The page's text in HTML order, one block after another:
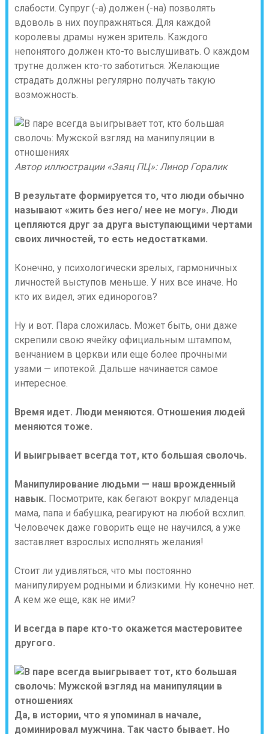
слабости. Супруг (-а) должен (-на) позволять
вдоволь в них поупражняться. Для каждой
королевы драмы нужен зритель. Каждого
непонятого должен кто-то выслушивать. О каждом
трутне должен кто-то заботиться. Желающие
страдать должны регулярно получать такую
возможность.
Автор иллюстрации «Заяц ПЦ»: Линор Горалик
В результате формируется то, что люди обычно
называют «жить без него/ нее не могу». Люди
цепляются друг за друга выступающими чертами
своих личностей, то есть недостатками.
Конечно, у психологически зрелых, гармоничных
личностей выступов меньше. У них все иначе. Но
кто их видел, этих единорогов?
Ну и вот. Пара сложилась. Может быть, они даже
скрепили свою ячейку официальным штампом,
венчанием в церкви или еще более прочными
узами — ипотекой. Дальше начинается самое
интересное.
Время идет. Люди меняются. Отношения людей
меняются тоже.
И выигрывает всегда тот, кто большая сволочь.
Манипулирование людьми — наш врожденный
навык. Посмотрите, как бегают вокруг младенца
мама, папа и бабушка, реагируют на любой всхлип.
Человечек даже говорить еще не научился, а уже
заставляет взрослых исполнять желания!
Стоит ли удивляться, что мы постоянно
манипулируем родными и близкими. Ну конечно нет.
А кем же еще, как не ими?
И всегда в паре кто-то окажется мастеровитее
другого.
Да, в истории, что я упоминал в начале,
доминировал мужчина. Так часто бывает. Но